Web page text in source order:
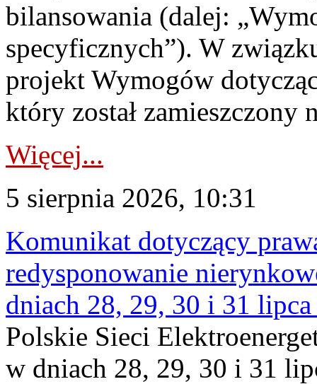
bilansowania (dalej:
specyficznych”). W
projekt Wymogów
który został zamieszczony
Więcej...
5 sierpnia 2026, 10:31
Komunikat dotyczący
redysponowanie
dniach 28, 29, 30 i 31
Polskie Sieci
w dniach 28, 29, 30 i 31